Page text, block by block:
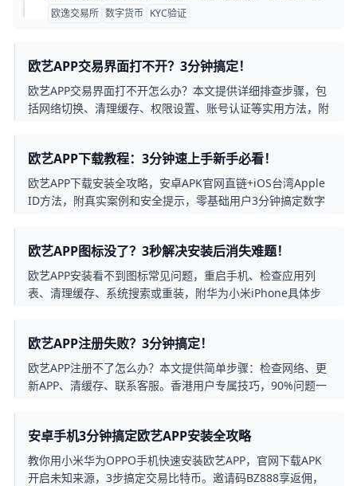
欧逸交易所 数字货币 KYC验证
欧艺APP交易界面打不开？3分钟搞定！
欧艺APP交易界面打不开怎么办？本文提供详细排查步骤，包
括网络切换、清理缓存、权限设置、账号认证等实用方法，附
欧艺APP下载教程：3分钟速上手新手必看！
欧艺APP下载安装全攻略，安卓APK官网直链+iOS台湾Apple
ID方法，附真实案例和安全提示，零基础用户3分钟搞定数字
欧艺APP图标没了？3秒解决安装后消失难题！
欧艺APP安装看不到图标常见问题，重启手机、检查应用列
表、清理缓存、系统搜索或重装，附华为小米iPhone具体步
欧艺APP注册失败？3分钟搞定！
欧艺APP注册不了怎么办？本文提供简单步骤：检查网络、更
新APP、清缓存、联系客服。香港用户专属技巧，90%问题一
安卓手机3分钟搞定欧艺APP安装全攻略
教你用小米华为OPPO手机快速安装欧艺APP，官网下载APK
开启未知来源，3步搞定交易比特币。邀请码BZ888享返佣，